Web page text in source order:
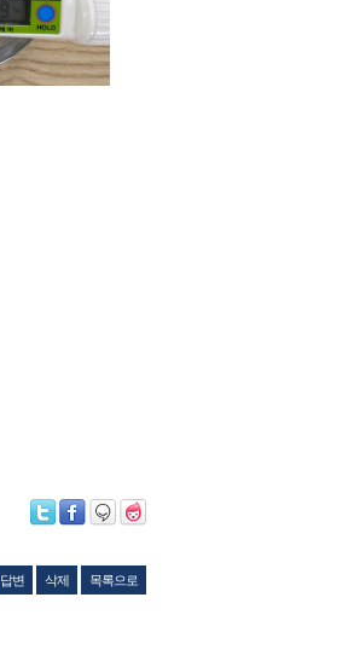
답변 삭제
목록으로